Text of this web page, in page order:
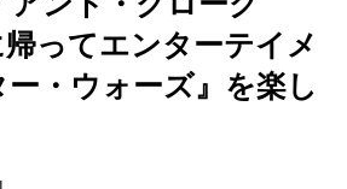
ってエンターテイメ
・ウォーズ』を楽し